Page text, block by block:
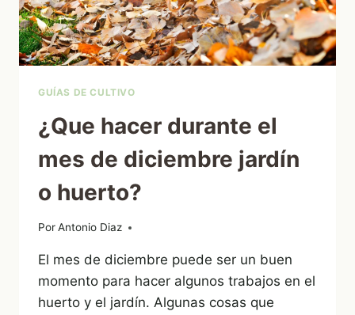
GUÍAS DE CULTIVO
¿Que hacer durante el
mes de diciembre jardín
o huerto?
PorAntonio Diaz
16/12/2022
El mes de diciembre puede ser un buen
momento para hacer algunos trabajos en el
huerto y el jardín. Algunas cosas que